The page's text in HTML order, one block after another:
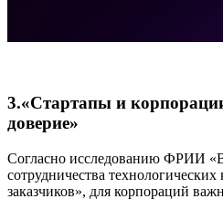
3.«Стартапы и
доверие»
Согласно исследованию ФРИИ
сотрудничества
заказчиков», для корпораций